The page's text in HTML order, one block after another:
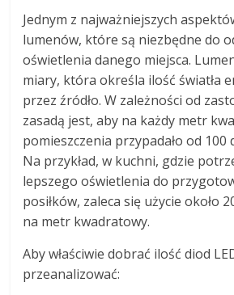
Jednym z najważniejszych
lumenów, które są niezbędne do
oświetlenia danego miejsca.
miary, która określa ilość światła
przez źródło. W zależności od
zasadą jest, aby na każdy metr
pomieszczenia przypadało od 100
Na przykład, w kuchni, gdzie
lepszego oświetlenia do
posiłków, zaleca się użycie około
na metr kwadratowy.
Aby właściwie dobrać ilość diod
przeanalizować: